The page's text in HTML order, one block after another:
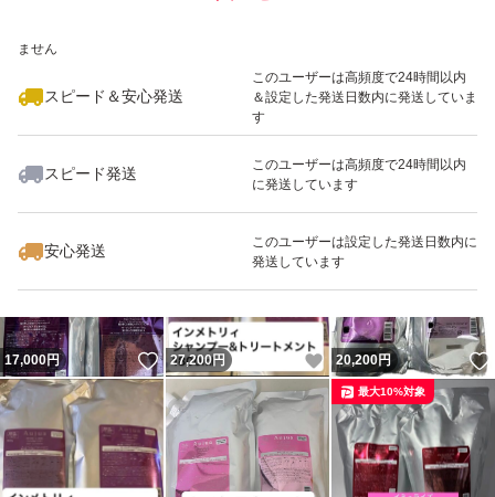
ません
スピード＆安心発送
このユーザーは高頻度で24時間以内
＆設定した発送日数内に発送していま
す
スピード発送
このユーザーは高頻度で24時間以内
に発送しています
安心発送
このユーザーは設定した発送日数内に
発送しています
いいね！
24,900
17,000円 いいね！
27,200円 いいね！
20,200円
最大10%対象